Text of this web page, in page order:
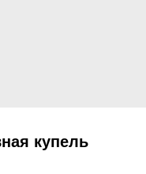
купель